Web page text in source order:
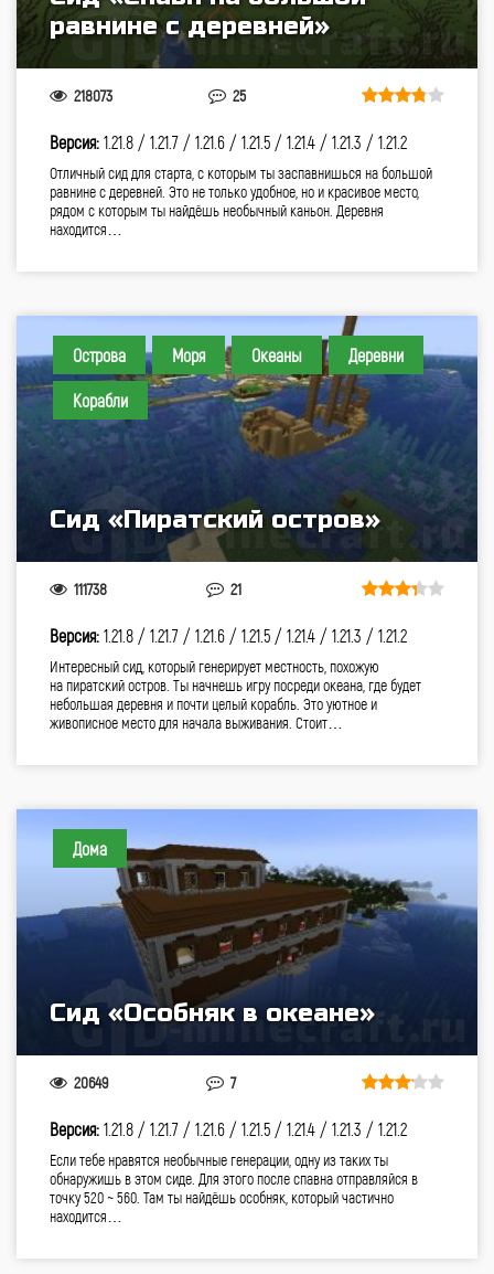
равнине с деревней»
218073 25
Версия: 1.21.8 / 1.21.7 / 1.21.6 / 1.21.5 / 1.21.4 / 1.21.3 / 1.21.2
Отличный сид для старта, с которым ты заспавнишься на большой
равнине с деревней. Это не только удобное, но и красивое место,
рядом с которым ты найдёшь необычный каньон. Деревня
находится…
Острова Моря Океаны Деревни
Корабли
Сид «Пиратский остров»
111738 21
Версия: 1.21.8 / 1.21.7 / 1.21.6 / 1.21.5 / 1.21.4 / 1.21.3 / 1.21.2
Интересный сид, который генерирует местность, похожую
на пиратский остров. Ты начнешь игру посреди океана, где будет
небольшая деревня и почти целый корабль. Это уютное и
живописное место для начала выживания. Стоит…
Дома
Сид «Особняк в океане»
20649 7
Версия: 1.21.8 / 1.21.7 / 1.21.6 / 1.21.5 / 1.21.4 / 1.21.3 / 1.21.2
Если тебе нравятся необычные генерации, одну из таких ты
обнаружишь в этом сиде. Для этого после спавна отправляйся в
точку 520 ~ 560. Там ты найдёшь особняк, который частично
находится…